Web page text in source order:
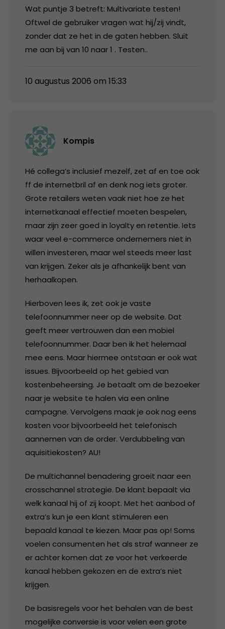
Wat puntje 3 betreft: Multivariate testen!
Oftwel de gebruiker vragen wat hij/zij vindt,
zonder dat ze het in de gaten hebben. Sluit
me aan bij van 10 naar 1 . Testen..
10 augustus 2006 om 15:33
Kompis
Hé collega’s inclusief mezelf, zet af en toe ook
ff de internetbril af en denk nog iets groter.
Grote retailers weten vaak niet hoe ze het
internetkanaal effectief moeten bespelen,
maar zijn zeer goed in loyalty en retentie. Iets
waar veel e-commerce ondernemers niet in
willen investeren, maar wel steeds meer last
van krijgen. Zeker als je afhankelijk bent van
herhaalkopen.
Hierboven lees ik, zet ook je vaste
telefoonnummer neer op de website. Dat
geeft meer vertrouwen dan een mobiel
telefoonnummer. Daar ben ik het helemaal
mee eens. Maar hiermee ontstaan er ook wat
issues. Bijvoorbeeld op het gebied van
kostenbeheersing. Je betaalt om de bezoeker
naar je website te halen via een online
campagne. Vervolgens maak je ook nog eens
kosten voor bijvoorbeeld het telefonisch
aannemen van de order. Verdubbeling van
aquisitiekosten? AU!
De multichannel benadering groeit naar een
crosschannel strategie. De klant bepaalt via
welk kanaal hij of zij koopt. Met het aanbod of
extra’s kun je een klant stimuleren een
bepaald kanaal te kiezen. Maar pas op! Soms
voelen consumenten het als straf wanneer ze
er achter komen dat ze voor het verkeerde
kanaal hebben gekozen en de extra’s niet
krijgen.
De basisregels voor het behalen van de best
mogelijke conversie is voor velen een grote